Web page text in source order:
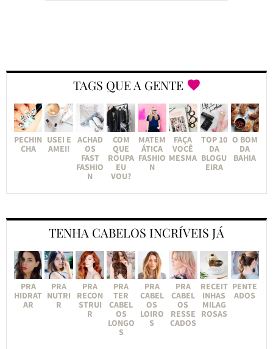
TAGS QUE A GENTE
PECHIN
CHA
USEI E
AMEI!
ACHAD
OS
FAST
FASHIO
N
COM
QUE
ROUPA
EU
VOU?
MATEM
ÁTICA
FASHIO
N
FAÇA
VOCÊ
MESMA
TOP 10
DA
BLOGU
EIRA
O BOM
DA
BAHIA
TENHA CABELOS INCRÍVEIS JÁ
PRA
HIDRAT
AR
PRA
NUTRI
R
PRA
RECON
STRUI
R
PRA
TER
CABEL
OS
LONGO
S
PRA
CABEL
OS
LOIRO
S
PRA
CABEL
OS
RESSE
CADOS
RECEIT
INHAS
MILAG
ROSAS
PENTE
ADOS